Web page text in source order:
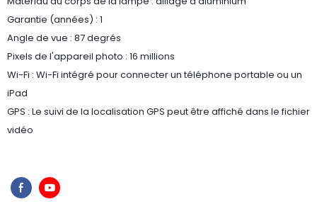
Garantie (années) : 1
Angle de vue : 87 degrés
Pixels de l'appareil photo : 16 millions
Wi-Fi : Wi-Fi intégré pour connecter un téléphone portable ou un
iPad
GPS : Le suivi de la localisation GPS peut être affiché dans le fichier
vidéo